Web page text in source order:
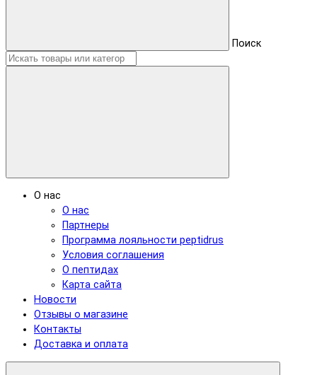
Поиск
О нас
О нас
Партнеры
Программа лояльности peptidrus
Условия соглашения
О пептидах
Карта сайта
Новости
Отзывы о магазине
Контакты
Доставка и оплата